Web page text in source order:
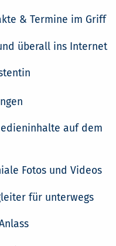
& Termine im Griff
überall ins Internet
auf dem
Fotos und Videos
für unterwegs